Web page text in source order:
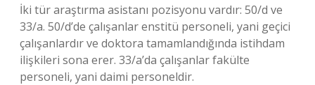
İki tür araştırma asistanı pozisyonu vardır: 50/d ve
33/a. 50/d’de çalışanlar enstitü personeli, yani geçici
çalışanlardır ve doktora tamamlandığında istihdam
ilişkileri sona erer. 33/a’da çalışanlar fakülte
personeli, yani daimi personeldir.